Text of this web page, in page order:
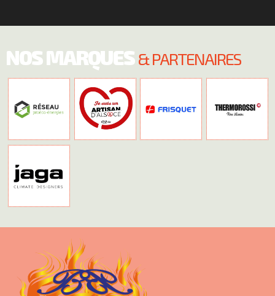
NOS MARQUES& PARTENAIRES